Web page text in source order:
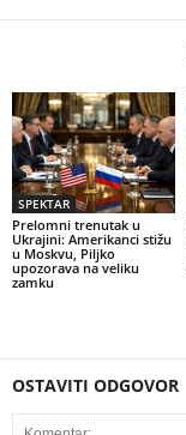
SPEKTAR
Prelomni trenutak u
Ukrajini: Amerikanci stižu
u Moskvu, Piljko
upozorava na veliku
zamku
OSTAVITI ODGOVOR